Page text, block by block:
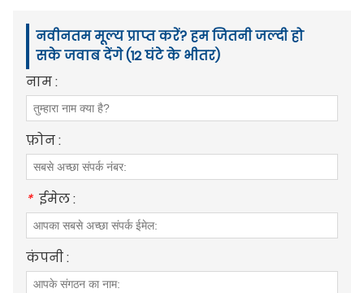
नवीनतम मूल्य प्राप्त करें? हम जितनी जल्दी हो
सके जवाब देंगे (12 घंटे के भीतर)
नाम :
फ़ोन :
* ईमेल :
कंपनी :